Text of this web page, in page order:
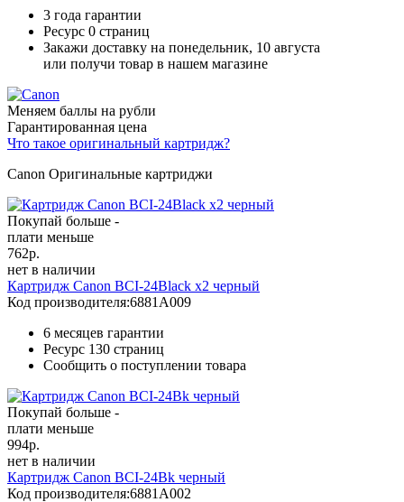
3 года гарантии
Ресурс 0 страниц
Закажи доставку на понедельник, 10 августа
или получи товар в нашем магазине
Меняем баллы на рубли
Гарантированная цена
Что такое оригинальный картридж?
Canon Оригинальные картриджи
Покупай больше -
плати меньше
762р.
нет в наличии
Картридж Canon BCI-24Black x2 черный
Код производителя:6881A009
6 месяцев гарантии
Ресурс 130 страниц
Сообщить о поступлении товара
Покупай больше -
плати меньше
994р.
нет в наличии
Картридж Canon BCI-24Bk черный
Код производителя:6881A002